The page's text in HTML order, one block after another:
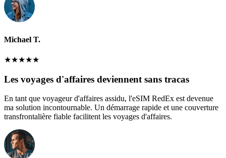
Michael T.
★★★★★
Les voyages d'affaires deviennent sans tracas
En tant que voyageur d'affaires assidu, l'eSIM RedEx est devenue
ma solution incontournable. Un démarrage rapide et une couverture
transfrontalière fiable facilitent les voyages d'affaires.